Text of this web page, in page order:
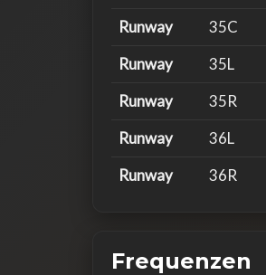
Runway
35C
Runway
35L
Runway
35R
Runway
36L
Runway
36R
Frequenzen